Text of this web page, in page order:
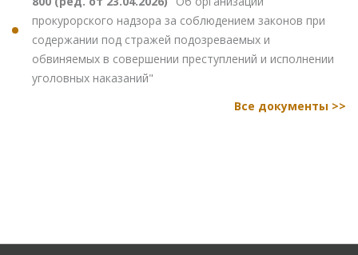
прокурорского надзора за соблюдением законов при
содержании под стражей подозреваемых и
обвиняемых в совершении преступлений и исполнении
уголовных наказаний"
Все документы >>